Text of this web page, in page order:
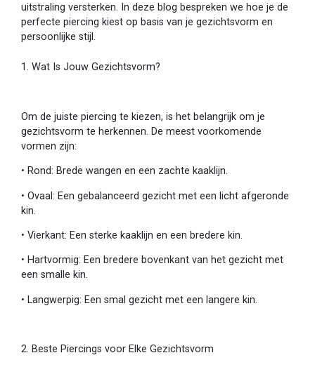
uitstraling versterken. In deze blog bespreken we hoe je de
perfecte piercing kiest op basis van je gezichtsvorm en
persoonlijke stijl.
1. Wat Is Jouw Gezichtsvorm?
Om de juiste piercing te kiezen, is het belangrijk om je
gezichtsvorm te herkennen. De meest voorkomende
vormen zijn:
• Rond: Brede wangen en een zachte kaaklijn.
• Ovaal: Een gebalanceerd gezicht met een licht afgeronde
kin.
• Vierkant: Een sterke kaaklijn en een bredere kin.
• Hartvormig: Een bredere bovenkant van het gezicht met
een smalle kin.
• Langwerpig: Een smal gezicht met een langere kin.
2. Beste Piercings voor Elke Gezichtsvorm